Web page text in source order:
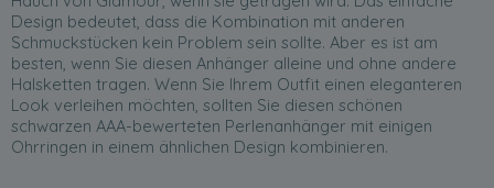
Design bedeutet, dass die Kombination mit anderen
Schmuckstücken kein Problem sein sollte. Aber es ist am
besten, wenn Sie diesen Anhänger alleine und ohne andere
Halsketten tragen. Wenn Sie Ihrem Outfit einen eleganteren
Look verleihen möchten, sollten Sie diesen schönen
schwarzen AAA-bewerteten Perlenanhänger mit einigen
Ohrringen in einem ähnlichen Design kombinieren.